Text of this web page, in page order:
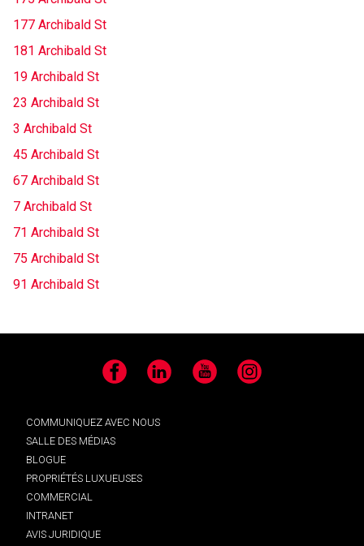
177 Archibald St
181 Archibald St
19 Archibald St
23 Archibald St
3 Archibald St
45 Archibald St
67 Archibald St
7 Archibald St
71 Archibald St
75 Archibald St
91 Archibald St
Facebook LinkedIn YouTube Instagram
COMMUNIQUEZ AVEC NOUS
SALLE DES MÉDIAS
BLOGUE
PROPRIÉTÉS LUXUEUSES
COMMERCIAL
INTRANET
AVIS JURIDIQUE